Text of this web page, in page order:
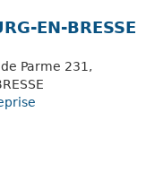
EN-BRESSE
Parme 231,